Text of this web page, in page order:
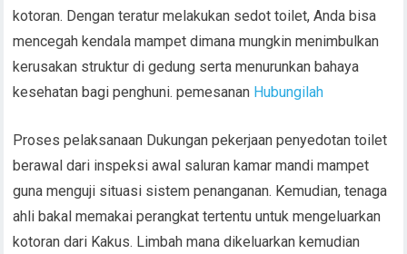
kotoran. Dengan teratur melakukan sedot toilet, Anda bisa
mencegah kendala mampet dimana mungkin menimbulkan
kerusakan struktur di gedung serta menurunkan bahaya
kesehatan bagi penghuni. pemesanan Hubungilah
Proses pelaksanaan Dukungan pekerjaan penyedotan toilet
berawal dari inspeksi awal saluran kamar mandi mampet
guna menguji situasi sistem penanganan. Kemudian, tenaga
ahli bakal memakai perangkat tertentu untuk mengeluarkan
kotoran dari Kakus. Limbah mana dikeluarkan kemudian